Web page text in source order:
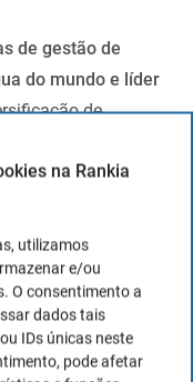
na Rankia
utilizamos
e/ou
O consentimento a
dados tais
IDs únicas neste
pode afetar
de gestão de
do mundo e líder
de
energia).
das margens
anos acima de 15%
rácio DFN/EBITDA